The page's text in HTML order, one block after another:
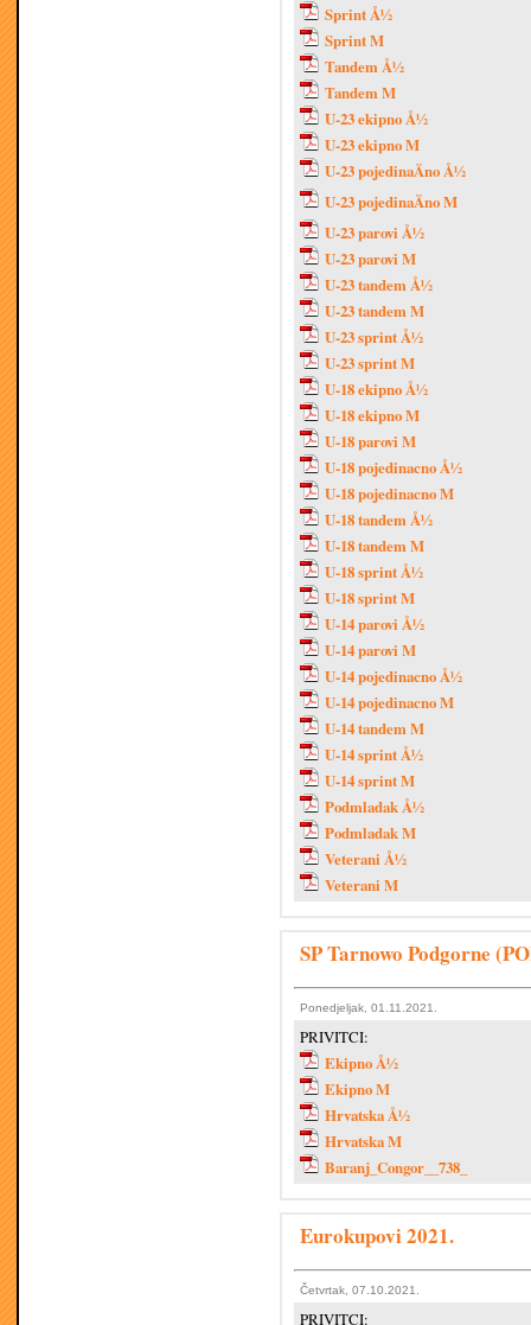
Sprint Å½
Sprint M
Tandem Å½
Tandem M
U-23 ekipno Å½
U-23 ekipno M
U-23 pojedinaÄno Å½
U-23 pojedinaÄno M
U-23 parovi Å½
U-23 parovi M
U-23 tandem Å½
U-23 tandem M
U-23 sprint Å½
U-23 sprint M
U-18 ekipno Å½
U-18 ekipno M
U-18 parovi M
U-18 pojedinacno Å½
U-18 pojedinacno M
U-18 tandem Å½
U-18 tandem M
U-18 sprint Å½
U-18 sprint M
U-14 parovi Å½
U-14 parovi M
U-14 pojedinacno Å½
U-14 pojedinacno M
U-14 tandem M
U-14 sprint Å½
U-14 sprint M
Podmladak Å½
Podmladak M
Veterani Å½
Veterani M
SP Tarnowo Podgorne
Ponedjeljak, 01.11.2021.
PRIVITCI:
Ekipno Å½
Ekipno M
Hrvatska Å½
Hrvatska M
Baranj_Congor__738_
Eurokupovi 2021.
Četvrtak, 07.10.2021.
PRIVITCI: